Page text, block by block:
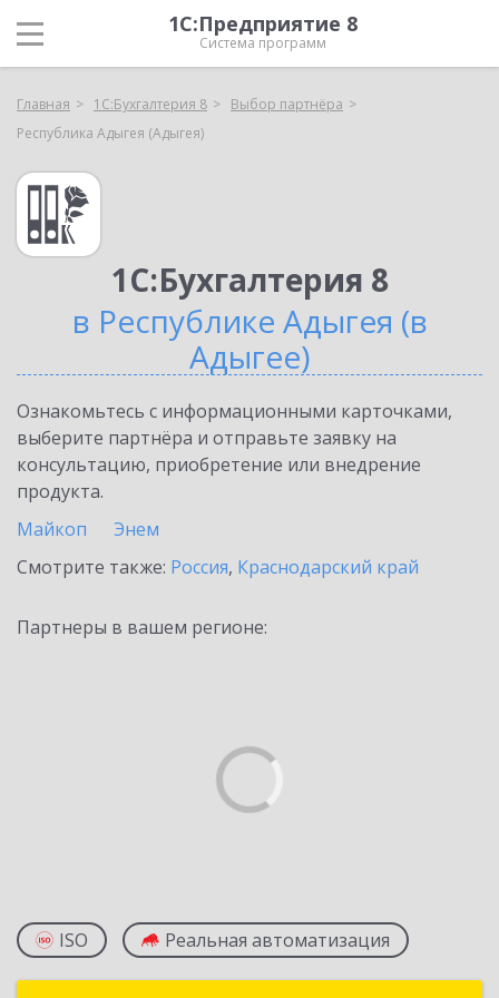
1С:Предприятие 8
Система программ
Главная 1С:Бухгалтерия 8
Выбор партнёра
Республика Адыгея (Адыгея)
1С:Бухгалтерия 8
в Республике Адыгея (в
Адыгее)
Ознакомьтесь с информационными карточками,
выберите партнёра и отправьте заявку на
консультацию, приобретение или внедрение
продукта.
Майкоп
Энем
Смотрите также: Россия, Краснодарский край
Партнеры в вашем регионе:
ISO Реальная автоматизация